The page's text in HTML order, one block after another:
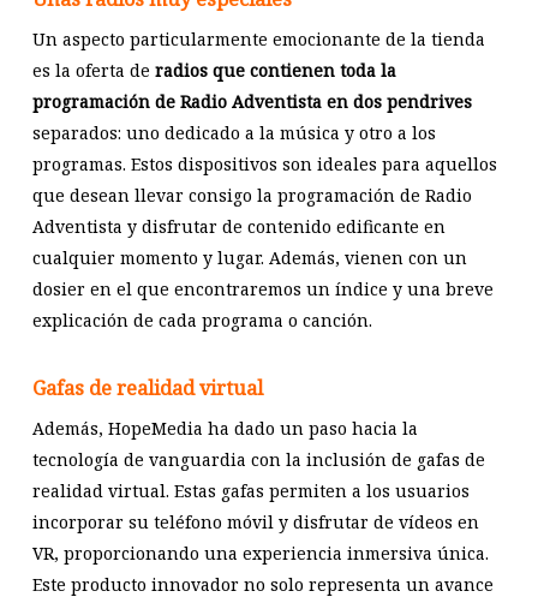
Un aspecto particularmente emocionante de la tienda
es la oferta de radios que contienen toda la
programación de Radio Adventista en dos pendrives
separados: uno dedicado a la música y otro a los
programas. Estos dispositivos son ideales para aquellos
que desean llevar consigo la programación de Radio
Adventista y disfrutar de contenido edificante en
cualquier momento y lugar. Además, vienen con un
dosier en el que encontraremos un índice y una breve
explicación de cada programa o canción.
Gafas de realidad virtual
Además, HopeMedia ha dado un paso hacia la
tecnología de vanguardia con la inclusión de gafas de
realidad virtual. Estas gafas permiten a los usuarios
incorporar su teléfono móvil y disfrutar de vídeos en
VR, proporcionando una experiencia inmersiva única.
Este producto innovador no solo representa un avance